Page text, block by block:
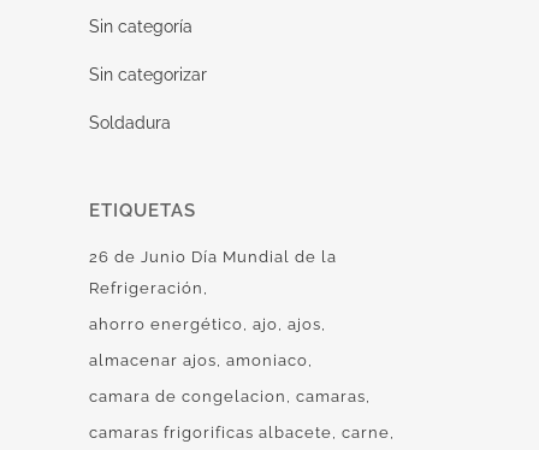
Sin categoría
Sin categorizar
Soldadura
ETIQUETAS
26 de Junio Día Mundial de la
Refrigeración
ahorro energético ajo ajos
almacenar ajos amoniaco
camara de congelacion
camaras
camaras frigorificas albacete carne